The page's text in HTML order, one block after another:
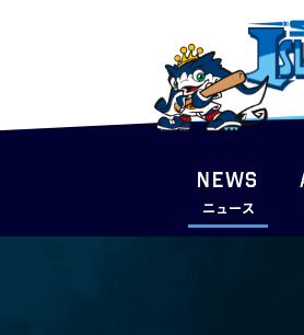
NEWS
ニュース